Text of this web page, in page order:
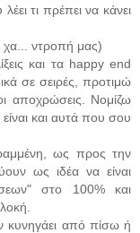
τι πρέπει να κάνει
χα... ντροπή μας)
και τα happy end
σε σειρές, προτιμώ
αποχρώσεις. Νομίζω
είναι και αυτά που σου
ως προς την
ως ιδέα να είναι
στο 100% και
κυνηγάει από πίσω ή